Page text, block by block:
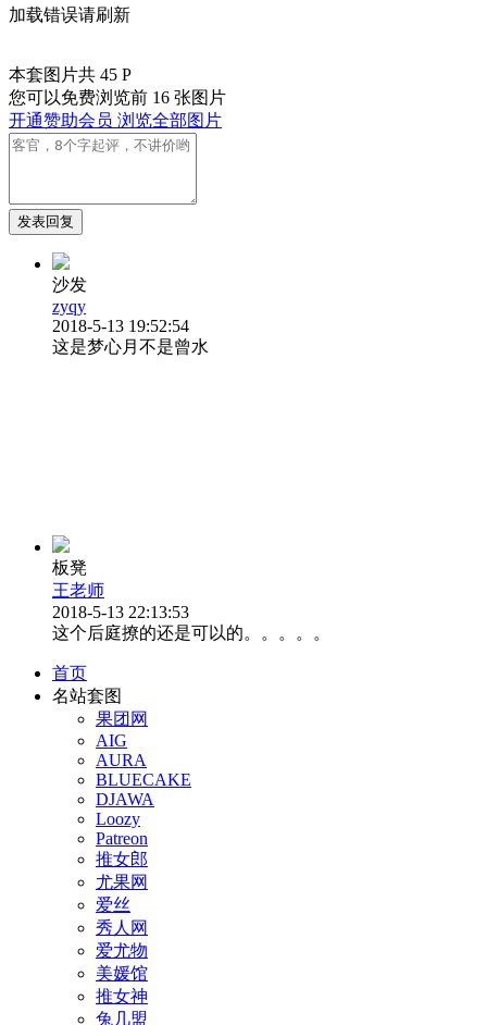
加载错误请刷新
本套图片共 45 P
您可以免费浏览前 16 张图片
开通赞助会员 浏览全部图片
发表回复
沙发
zyqy
2018-5-13 19:52:54
这是梦心月不是曾水
板凳
王老师
2018-5-13 22:13:53
这个后庭撩的还是可以的。。。。。
首页
名站套图
果团网
AIG
AURA
BLUECAKE
DJAWA
Loozy
Patreon
推女郎
尤果网
爱丝
秀人网
爱尤物
美媛馆
推女神
兔几盟